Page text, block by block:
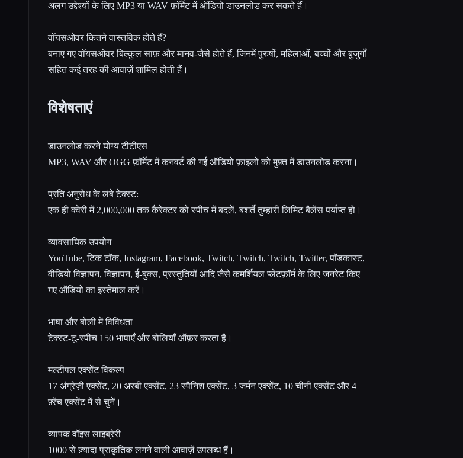
अलग उद्देश्यों के लिए MP3 या WAV फ़ॉर्मेट में ऑडियो डाउनलोड कर सकते हैं।
वॉयसओवर कितने वास्तविक होते हैं?
बनाए गए वॉयसओवर बिल्कुल साफ़ और मानव-जैसे होते हैं, जिनमें पुरुषों, महिलाओं, बच्चों और बुजुर्गों
सहित कई तरह की आवाज़ें शामिल होती हैं।
विशेषताएं
डाउनलोड करने योग्य टीटीएस
MP3, WAV और OGG फ़ॉर्मेट में कनवर्ट की गई ऑडियो फ़ाइलों को मुफ़्त में डाउनलोड करना।
प्रति अनुरोध के लंबे टेक्स्ट:
एक ही क्वेरी में 2,000,000 तक कैरेक्टर को स्पीच में बदलें, बशर्ते तुम्हारी लिमिट बैलेंस पर्याप्त हो।
व्यावसायिक उपयोग
YouTube, टिक टॉक, Instagram, Facebook, Twitch, Twitch, Twitch, Twitter, पॉडकास्ट,
वीडियो विज्ञापन, विज्ञापन, ई-बुक्स, प्रस्तुतियों आदि जैसे कमर्शियल प्लेटफ़ॉर्म के लिए जनरेट किए
गए ऑडियो का इस्तेमाल करें।
भाषा और बोली में विविधता
टेक्स्ट-टू-स्पीच 150 भाषाएँ और बोलियाँ ऑफ़र करता है।
मल्टीपल एक्सेंट विकल्प
17 अंग्रेज़ी एक्सेंट, 20 अरबी एक्सेंट, 23 स्पैनिश एक्सेंट, 3 जर्मन एक्सेंट, 10 चीनी एक्सेंट और 4
फ़्रेंच एक्सेंट में से चुनें।
व्यापक वॉइस लाइब्रेरी
1000 से ज़्यादा प्राकृतिक लगने वाली आवाज़ें उपलब्ध हैं।